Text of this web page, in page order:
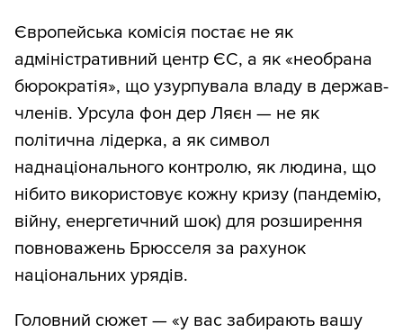
Європейська комісія постає не як
адміністративний центр ЄС, а як «необрана
бюрократія», що узурпувала владу в держав-
членів. Урсула фон дер Ляєн — не як
політична лідерка, а як символ
наднаціонального контролю, як людина, що
нібито використовує кожну кризу (пандемію,
війну, енергетичний шок) для розширення
повноважень Брюсселя за рахунок
національних урядів.
Головний сюжет — «у вас забирають вашу